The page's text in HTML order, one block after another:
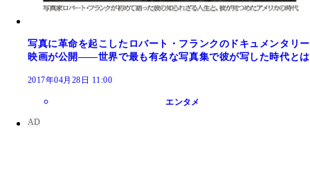
写真に革命を起こしたロバート・フランクのドキュメンタリー
映画が公開――世界で最も有名な写真集で彼が写した時代とは
2017年04月28日 11:00
エンタメ